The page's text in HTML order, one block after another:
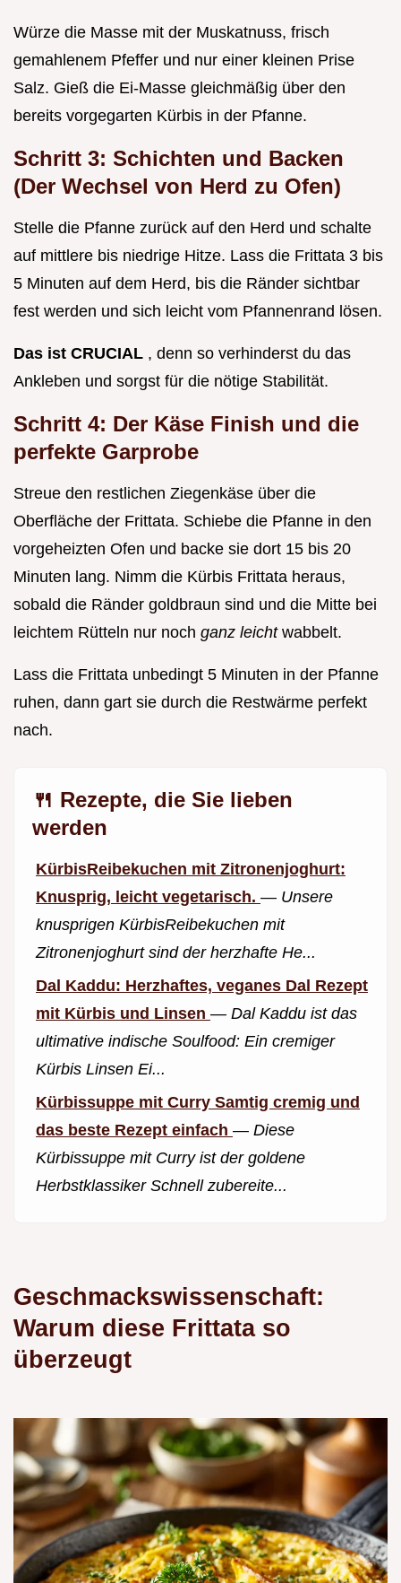
Würze die Masse mit der Muskatnuss, frisch
gemahlenem Pfeffer und nur einer kleinen Prise
Salz. Gieß die Ei-Masse gleichmäßig über den
bereits vorgegarten Kürbis in der Pfanne.
Schritt 3: Schichten und Backen
(Der Wechsel von Herd zu Ofen)
Stelle die Pfanne zurück auf den Herd und schalte
auf mittlere bis niedrige Hitze. Lass die Frittata 3 bis
5 Minuten auf dem Herd, bis die Ränder sichtbar
fest werden und sich leicht vom Pfannenrand lösen.
Das ist CRUCIAL , denn so verhinderst du das
Ankleben und sorgst für die nötige Stabilität.
Schritt 4: Der Käse Finish und die
perfekte Garprobe
Streue den restlichen Ziegenkäse über die
Oberfläche der Frittata. Schiebe die Pfanne in den
vorgeheizten Ofen und backe sie dort 15 bis 20
Minuten lang. Nimm die Kürbis Frittata heraus,
sobald die Ränder goldbraun sind und die Mitte bei
leichtem Rütteln nur noch ganz leicht wabbelt.
Lass die Frittata unbedingt 5 Minuten in der Pfanne
ruhen, dann gart sie durch die Restwärme perfekt
nach.
🍴 Rezepte, die Sie lieben
werden
KürbisReibekuchen mit Zitronenjoghurt:
Knusprig, leicht vegetarisch. — Unsere
knusprigen KürbisReibekuchen mit
Zitronenjoghurt sind der herzhafte He...
Dal Kaddu: Herzhaftes, veganes Dal Rezept
mit Kürbis und Linsen — Dal Kaddu ist das
ultimative indische Soulfood: Ein cremiger
Kürbis Linsen Ei...
Kürbissuppe mit Curry Samtig cremig und
das beste Rezept einfach — Diese
Kürbissuppe mit Curry ist der goldene
Herbstklassiker Schnell zubereite...
Geschmackswissenschaft:
Warum diese Frittata so
überzeugt